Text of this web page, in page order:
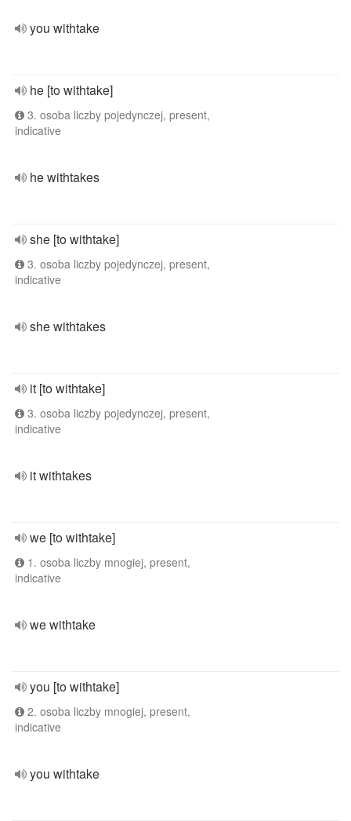
you withtake
he [to withtake]
3. osoba liczby pojedynczej, present,
indicative
he withtakes
she [to withtake]
3. osoba liczby pojedynczej, present,
indicative
she withtakes
it [to withtake]
3. osoba liczby pojedynczej, present,
indicative
it withtakes
we [to withtake]
1. osoba liczby mnogiej, present,
indicative
we withtake
you [to withtake]
2. osoba liczby mnogiej, present,
indicative
you withtake